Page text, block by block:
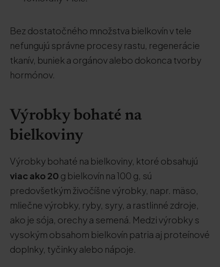
Bez dostatočného množstva bielkovín v tele
nefungujú správne procesy rastu, regenerácie
tkanív, buniek a orgánov alebo dokonca tvorby
hormónov.
Výrobky bohaté na
bielkoviny
Výrobky bohaté na bielkoviny, ktoré obsahujú
viac ako 20 g bielkovín na 100 g, sú
predovšetkým živočíšne výrobky, napr. mäso,
mliečne výrobky, ryby, syry, a rastlinné zdroje,
ako je sója, orechy a semená. Medzi výrobky s
vysokým obsahom bielkovín patria aj proteínové
doplnky, tyčinky alebo nápoje.